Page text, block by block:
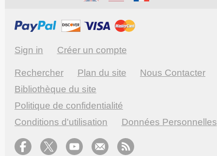
Sign in Créer un compte
Rechercher Plan du site
Nous Contacter
Bibliothèque du site
Politique de confidentialité
Conditions d'utilisation
Données Personnelles